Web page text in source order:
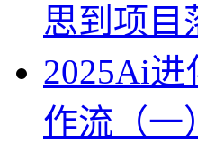
思到项目
2025Ai
作流（一